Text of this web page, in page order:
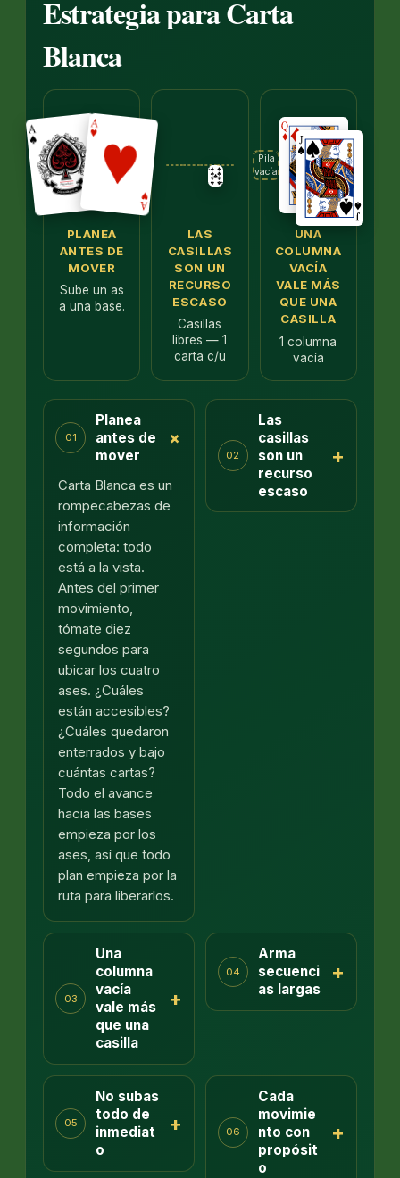
Estrategia para Carta
Blanca
PLANEA
ANTES DE
MOVER
Sube un as
a una base.
LAS
CASILLAS
SON UN
RECURSO
ESCASO
Casillas
libres — 1
carta c/u
Pila
vacía
UNA
COLUMNA
VACÍA
VALE MÁS
QUE UNA
CASILLA
1 columna
vacía
01
Planea
antes de
mover
+
Carta Blanca es un
rompecabezas de
información
completa: todo
está a la vista.
Antes del primer
movimiento,
tómate diez
segundos para
ubicar los cuatro
ases. ¿Cuáles
están accesibles?
¿Cuáles quedaron
enterrados y bajo
cuántas cartas?
Todo el avance
hacia las bases
empieza por los
ases, así que todo
plan empieza por la
ruta para liberarlos.
02
Las
casillas
son un
recurso
escaso
+
03
Una
columna
vacía
vale más
que una
casilla
+
04
Arma
secuenci
as largas
+
05
No subas
todo de
inmediat
o
+ 06
Cada
movimie
nto con
propósit
o
+